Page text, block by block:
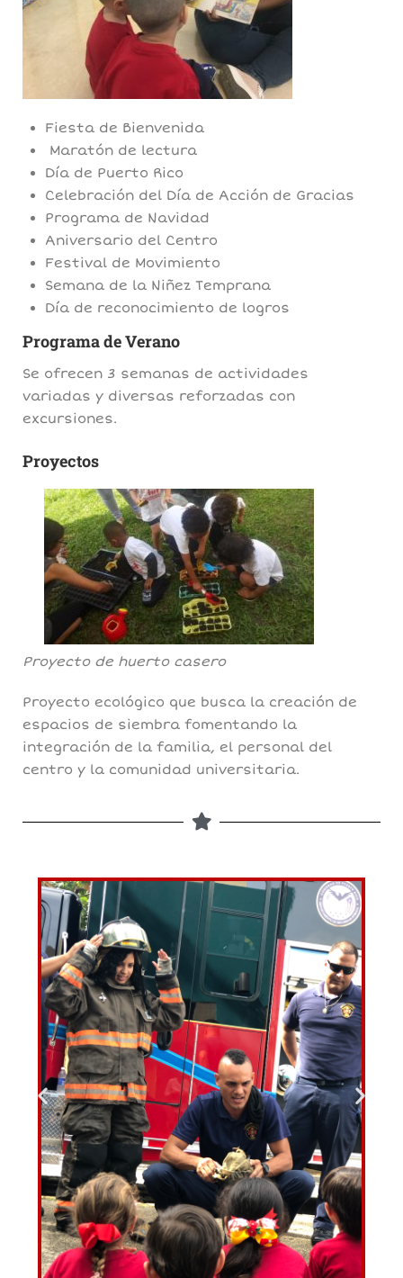
Fiesta de Bienvenida
Maratón de lectura
Día de Puerto Rico
Celebración del Día de Acción de Gracias
Programa de Navidad
Aniversario del Centro
Festival de Movimiento
Semana de la Niñez Temprana
Día de reconocimiento de logros
Programa de Verano
Se ofrecen 3 semanas de actividades
variadas y diversas reforzadas con
excursiones.
Proyectos
Proyecto de huerto casero
Proyecto ecológico que busca la creación de
espacios de siembra fomentando la
integración de la familia, el personal del
centro y la comunidad universitaria.